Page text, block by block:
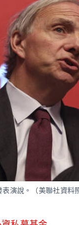
表演說。（美聯社資料